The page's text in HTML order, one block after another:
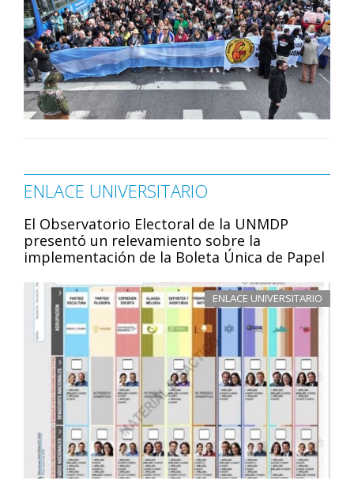
ENLACE UNIVERSITARIO
El Observatorio Electoral de la UNMDP
presentó un relevamiento sobre la
implementación de la Boleta Única de Papel
ENLACE UNIVERSITARIO